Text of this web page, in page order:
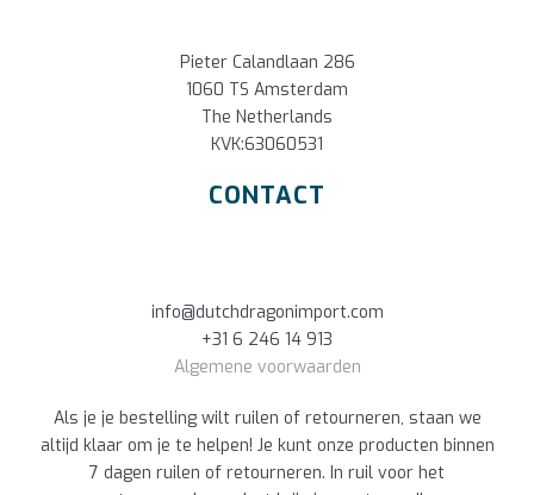
Pieter Calandlaan 286
1060 TS Amsterdam
The Netherlands
KVK:63060531
CONTACT
info@dutchdragonimport.com
+31 6 246 14 913
Algemene voorwaarden
Als je je bestelling wilt ruilen of retourneren, staan we
altijd klaar om je te helpen! Je kunt onze producten binnen
7 dagen ruilen of retourneren. In ruil voor het